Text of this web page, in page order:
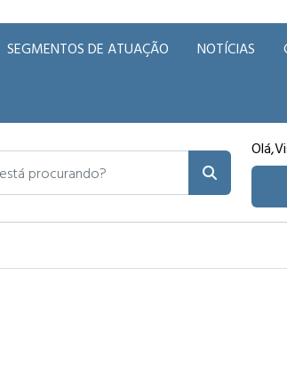
SEGMENTOS DE ATUAÇÃO NOTÍCIAS
Olá,